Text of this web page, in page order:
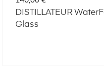
DISTILLATEUR
Glass